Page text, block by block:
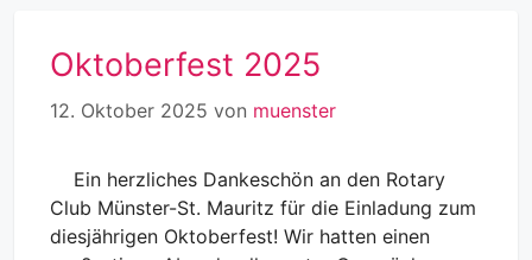
Oktoberfest 2025
12. Oktober 2025 von muenster
Ein herzliches Dankeschön an den Rotary
Club Münster-St. Mauritz für die Einladung zum
diesjährigen Oktoberfest! Wir hatten einen